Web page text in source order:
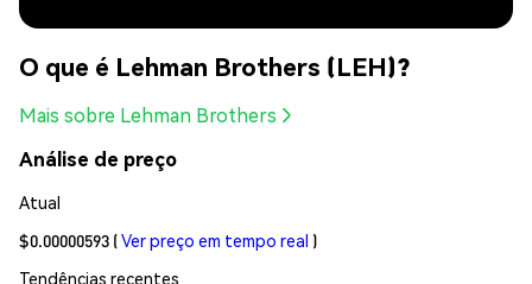
O que é Lehman Brothers (LEH)?
Mais sobre Lehman Brothers
Análise de preço
Atual
$0.00000593 (Ver preço em tempo real )
Tendências recentes